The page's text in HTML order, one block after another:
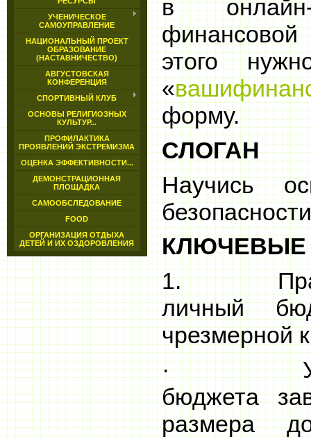
УЧЕНИЧЕСКОЕ
САМОУПРАВЛЕНИЕ
НАЦИОНАЛЬНЫЙ ПРОЕКТ
ОБРАЗОВАНИЕ
(НАСТАВНИЧЕСТВО)
АВГУСТОВСКАЯ
КОНФЕРЕНЦИЯ
СПОРТИВНЫЙ КЛУБ
ОСНОВЫ РЕЛИГИОЗНЫХ
КУЛЬТУР...
ПРОФИЛАКТИКА
ПРОЯВЛЕНИЙ ЭКСТРЕМИЗМА
ОЦЕНКА ЭФФЕКТИВНОСТИ...
ДЕМОНСТРАЦИОННАЯ
ПЛОЩАДКА
САМООБСЛЕДОВАНИЕ
FOOD
ОРГАНИЗАЦИЯ ОТДЫХА
ДЕТЕЙ И ИХ ОЗДОРОВЛЕНИЯ
в онлайн-
этого
«
форму.
СЛОГАН
Научись
безопасности
1.
личный
чрезмерной
·
бюджета
размера